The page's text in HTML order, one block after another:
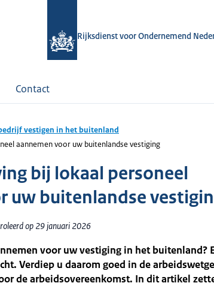
Rijksdienst voor Ondernemend
Contact
vestigen in het buitenland
aannemen voor uw buitenlandse vestiging
bij lokaal personeel
uw buitenlandse
op 29 januari 2026
voor uw vestiging in het buitenland?
Verdiep u daarom goed in de
de arbeidsovereenkomst. In dit artikel